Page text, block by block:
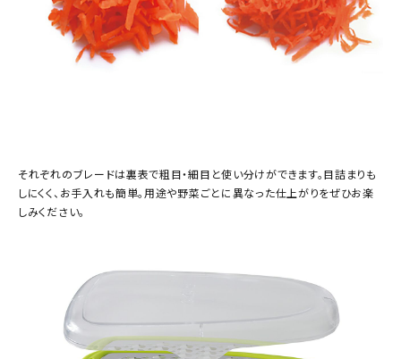
それぞれのブレードは裏表で粗目・細目と使い分けができます。目詰まりも
しにくく、お手入れも簡単。用途や野菜ごとに異なった仕上がりをぜひお楽
しみください。